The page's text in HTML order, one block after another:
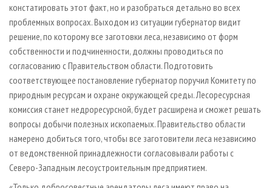
констатировать этот факт, но и разобраться детально во всех
проблемных вопросах. Выходом из ситуации губернатор видит
решение, по которому все заготовки леса, независимо от форм
собственности и подчиненности, должны проводиться по
согласованию с Правительством области. Подготовить
соответствующее постановление губернатор поручил Комитету по
природным ресурсам и охране окружающей среды. Лесоресурсная
комиссия станет недроресурсной, будет расширена и сможет решать
вопросы добычи полезных ископаемых. Правительство области
намерено добиться того, чтобы все заготовители леса независимо
от ведомственной принадлежности согласовывали работы с
Северо-Западным лесоустроительным предприятием.